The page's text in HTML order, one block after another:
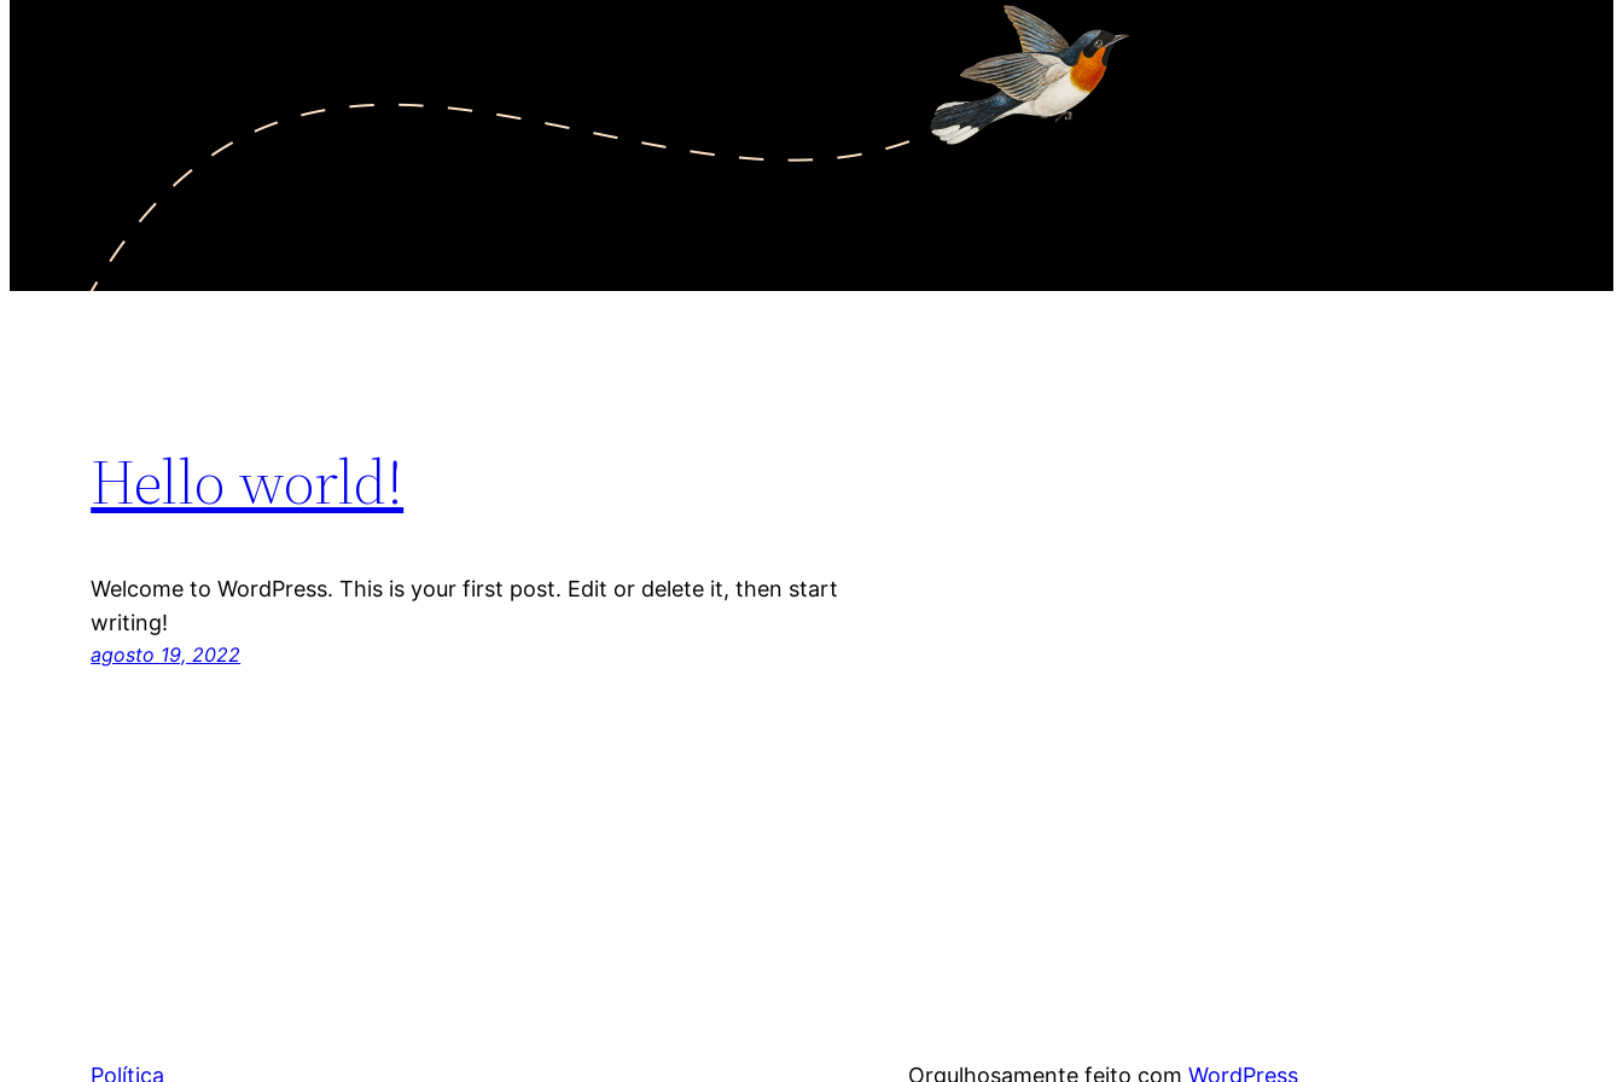
Hello world!
Welcome to WordPress. This is your first post. Edit or delete it, then start
writing!
agosto 19, 2022
Política Orgulhosamente feito comWordPress